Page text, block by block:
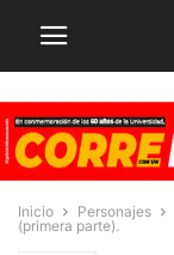
Inicio Personajes
(primera parte).